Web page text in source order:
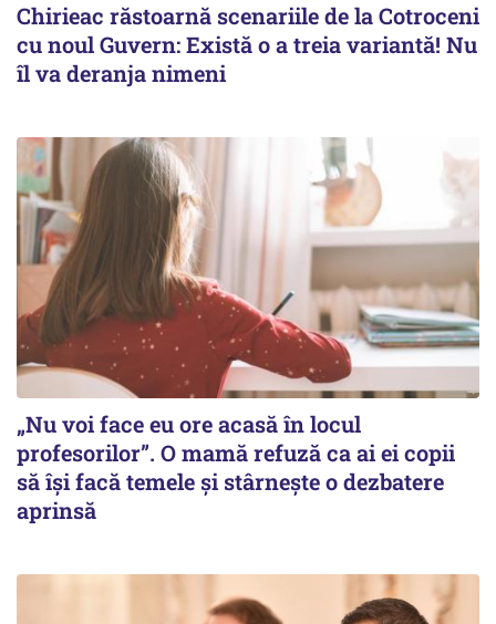
Chirieac răstoarnă scenariile de la Cotroceni
cu noul Guvern: Există o a treia variantă! Nu
îl va deranja nimeni
„Nu voi face eu ore acasă în locul
profesorilor”. O mamă refuză ca ai ei copii
să își facă temele și stârnește o dezbatere
aprinsă